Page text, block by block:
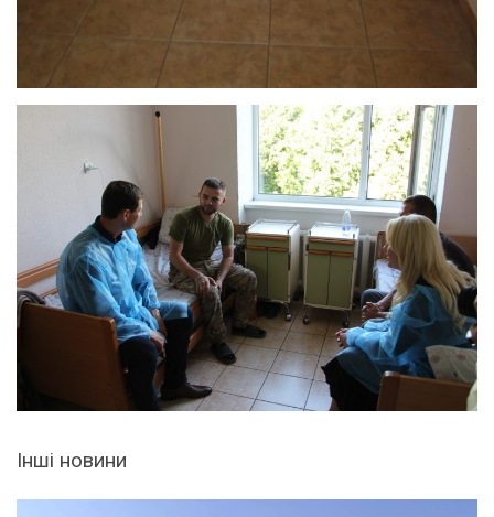
Інші новини